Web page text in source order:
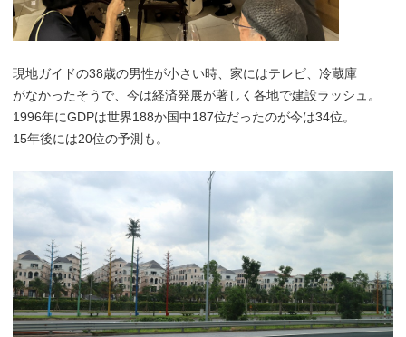
現地ガイドの38歳の男性が小さい時、家にはテレビ、冷蔵庫
がなかったそうで、今は経済発展が著しく各地で建設ラッシュ。
1996年にGDPは世界188か国中187位だったのが今は34位。
15年後には20位の予測も。